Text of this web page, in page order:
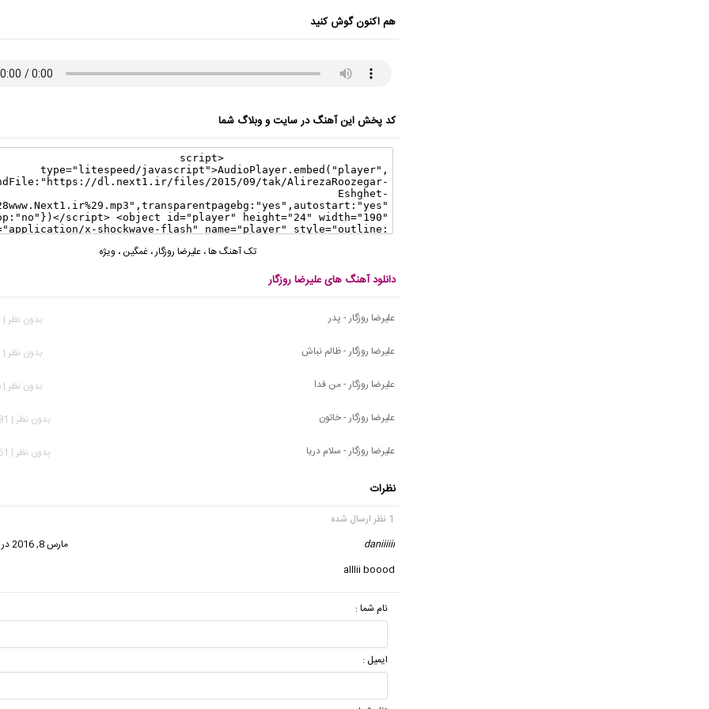
هم اکنون گوش کنید
کد پخش این آهنگ در سایت و وبلاگ شما
تک آهنگ ها،علیرضا روزگار،غمگین ، ویژه
دانلود آهنگ های علیرضا روزگار
علیرضا روزگار - پدر
بدون نظر | 423 بازدید
علیرضا روزگار - ظالم نباش
بدون نظر | 591 بازدید
علیرضا روزگار - من فدا
بدون نظر | 976 بازدید
علیرضا روزگار - خاتون
بدون نظر | 1,981 بازدید
علیرضا روزگار - سلام دریا
بدون نظر | 1,161 بازدید
نظرات
1 نظر ارسال شده
daniiiiii
مارس 8, 2016 در 1:56 ب.ظ
alllii boood
نام شما :
ایمیل :